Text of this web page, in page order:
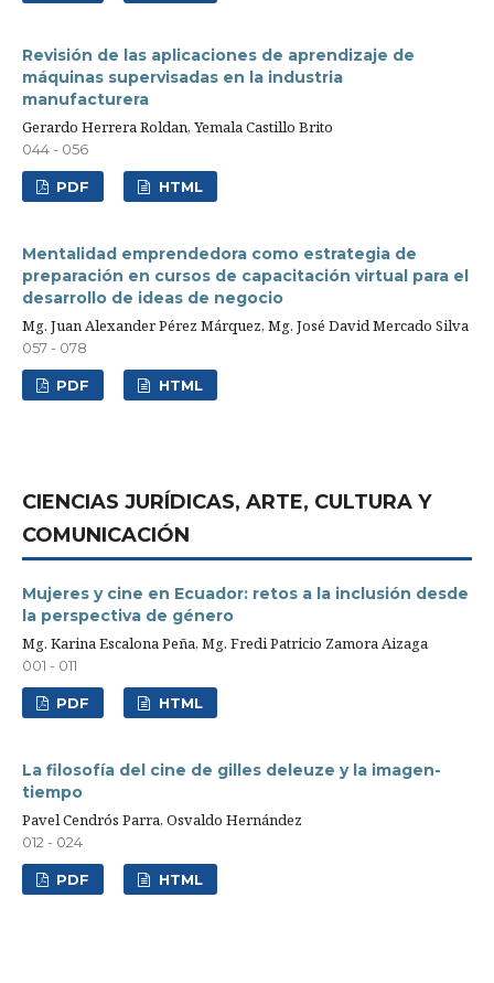
Revisión de las aplicaciones de aprendizaje de
máquinas supervisadas en la industria
manufacturera
Gerardo Herrera Roldan, Yemala Castillo Brito
044 - 056
PDF HTML
Mentalidad emprendedora como estrategia de
preparación en cursos de capacitación virtual para el
desarrollo de ideas de negocio
Mg. Juan Alexander Pérez Márquez, Mg. José David Mercado Silva
057 - 078
PDF HTML
CIENCIAS JURÍDICAS, ARTE, CULTURA Y
COMUNICACIÓN
Mujeres y cine en Ecuador: retos a la inclusión desde
la perspectiva de género
Mg. Karina Escalona Peña, Mg. Fredi Patricio Zamora Aizaga
001 - 011
PDF HTML
La filosofía del cine de gilles deleuze y la imagen-
tiempo
Pavel Cendrós Parra, Osvaldo Hernández
012 - 024
PDF HTML